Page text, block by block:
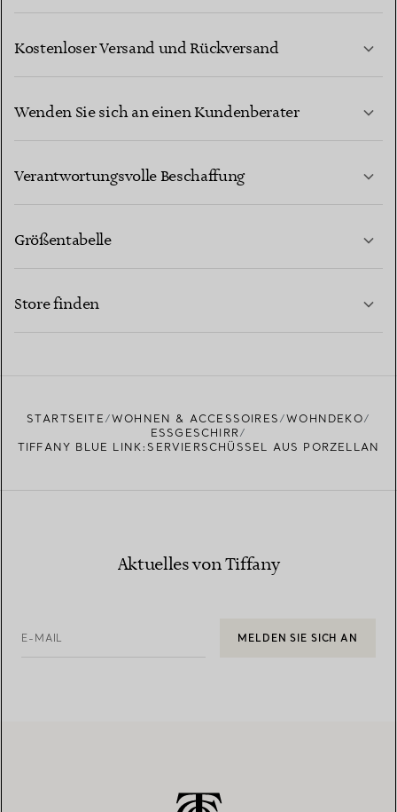
Kostenloser Versand und Rückversand
Wenden Sie sich an einen Kundenberater
Verantwortungsvolle Beschaffung
Größentabelle
Store finden
STARTSEITE WOHNEN & ACCESSOIRES
WOHNDEKO
ESSGESCHIRR
TIFFANY BLUE LINK:SERVIERSCHÜSSEL AUS PORZELLAN
Aktuelles von Tiffany
E-MAIL MELDEN SIE SICH AN